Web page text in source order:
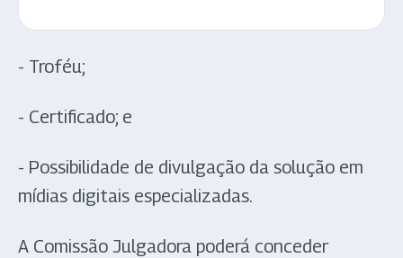
- Troféu;
- Certificado; e
- Possibilidade de divulgação da solução em
mídias digitais especializadas.
A Comissão Julgadora poderá conceder